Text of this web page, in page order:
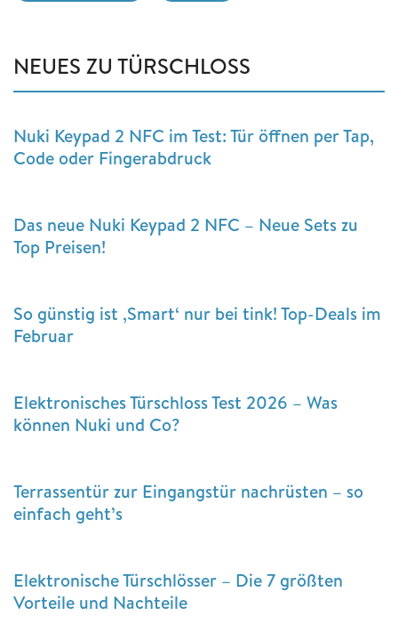
NEUES ZU TÜRSCHLOSS
Nuki Keypad 2 NFC im Test: Tür öffnen per Tap,
Code oder Fingerabdruck
Das neue Nuki Keypad 2 NFC – Neue Sets zu
Top Preisen!
So günstig ist ‚Smart‘ nur bei tink! Top-Deals im
Februar
Elektronisches Türschloss Test 2026 – Was
können Nuki und Co?
Terrassentür zur Eingangstür nachrüsten – so
einfach geht’s
Elektronische Türschlösser – Die 7 größten
Vorteile und Nachteile